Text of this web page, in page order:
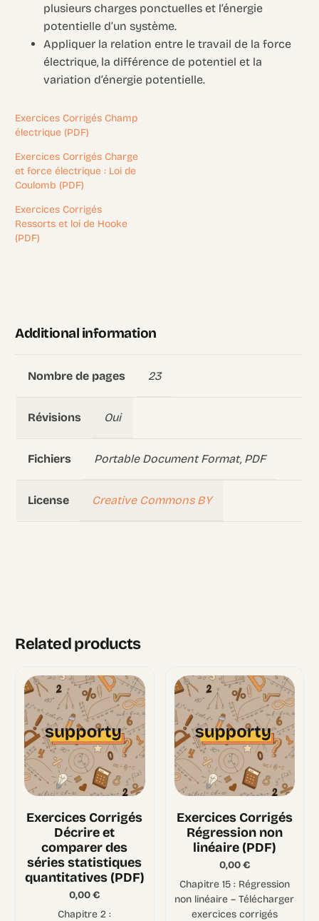
plusieurs charges ponctuelles et l’énergie
potentielle d’un système.
Appliquer la relation entre le travail de la force
électrique, la différence de potentiel et la
variation d’énergie potentielle.
Exercices Corrigés Champ
électrique (PDF)
Exercices Corrigés Charge
et force électrique : Loi de
Coulomb (PDF)
Exercices Corrigés
Ressorts et loi de Hooke
(PDF)
Additional information
Nombre de pages 23
Révisions Oui
Fichiers Portable Document Format, PDF
License Creative Commons BY
Related products
Exercices Corrigés
Décrire et
comparer des
séries statistiques
quantitatives (PDF)
0,00€
Chapitre 2 :
Exercices Corrigés
Régression non
linéaire (PDF)
0,00€
Chapitre 15 : Régression
non linéaire – Télécharger
exercices corrigés